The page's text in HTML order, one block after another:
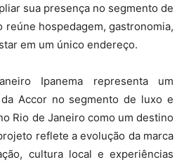
sua presença no segmento de
reúne hospedagem, gastronomia,
em um único endereço.
Ipanema representa um
Accor no segmento de luxo e
Rio de Janeiro como um destino
reflete a evolução da marca
cultura local e experiências